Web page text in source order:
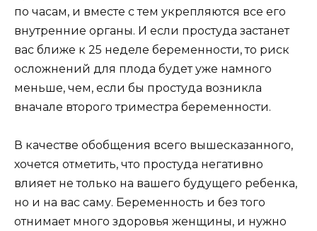
по часам, и вместе с тем укрепляются все его
внутренние органы. И если простуда застанет
вас ближе к 25 неделе беременности, то риск
осложнений для плода будет уже намного
меньше, чем, если бы простуда возникла
вначале второго триместра беременности.
В качестве обобщения всего вышесказанного,
хочется отметить, что простуда негативно
влияет не только на вашего будущего ребенка,
но и на вас саму. Беременность и без того
отнимает много здоровья женщины, и нужно